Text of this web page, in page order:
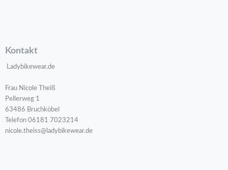
Kontakt
Ladybikewear.de
Frau Nicole Theiß
Pellerweg 1
63486 Bruchköbel
Telefon 06181 7023214
nicole.theiss@ladybikewear.de